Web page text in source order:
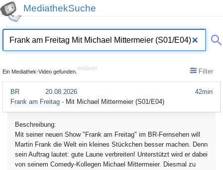
MediathekSuche
Ein Mediathek-Video gefunden.
erklären Filter
42min
BR
20.08.2026
Frank am Freitag - Mit Michael Mittermeier (S01/E04)
Beschreibung:
Mit seiner neuen Show "Frank am Freitag" im BR-Fernsehen will
Martin Frank die Welt ein kleines Stückchen besser machen. Denn
sein Auftrag lautet: gute Laune verbreiten! Unterstützt wird er dabei
von seinem Comedy-Kollegen Michael Mittermeier. Diesmal zu